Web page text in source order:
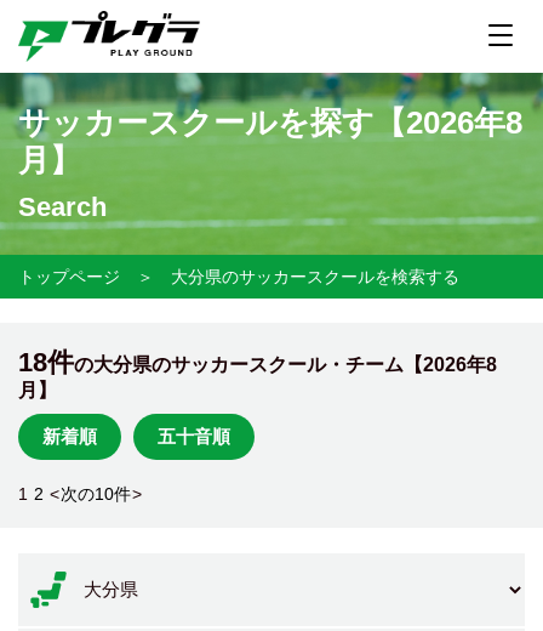
サッカースクールを探す【2026年8
月】
Search
トップページ ＞ 大分県のサッカースクールを検索する
18件の大分県のサッカースクール・チーム【2026年8
月】
新着順 五十音順
1 2 <次の10件>